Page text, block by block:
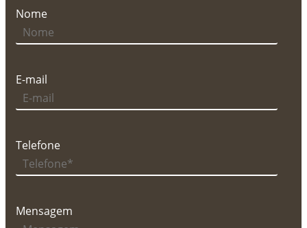
Nome
E-mail
Telefone
Mensagem